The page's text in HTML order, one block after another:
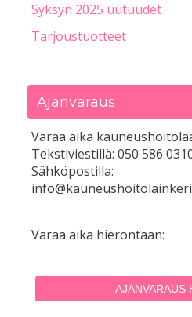
Syksyn 2025 uutuudet
Tarjoustuotteet
Ajanvaraus
Varaa aika
Tekstiviestillä: 050 586
Sähköpostilla:
Varaa aika hierontaan:
AJANVARAUS